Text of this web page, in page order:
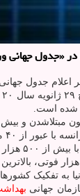
روز گذشته بیماری
همین طور استرالیا با ثبت ۱۹ فوتی و بیش از
به تفکیک
جهانی